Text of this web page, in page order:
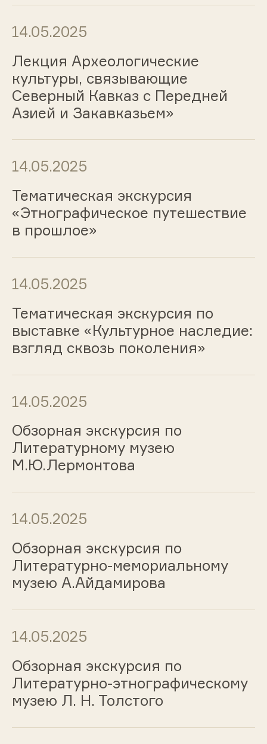
14.05.2025
Лекция Археологические
культуры, связывающие
Северный Кавказ с Передней
Азией и Закавказьем»
14.05.2025
Тематическая экскурсия
«Этнографическое путешествие
в прошлое»
14.05.2025
Тематическая экскурсия по
выставке «Культурное наследие:
взгляд сквозь поколения»
14.05.2025
Обзорная экскурсия по
Литературному музею
М.Ю.Лермонтова
14.05.2025
Обзорная экскурсия по
Литературно-мемориальному
музею А.Айдамирова
14.05.2025
Обзорная экскурсия по
Литературно-этнографическому
музею Л. Н. Толстого